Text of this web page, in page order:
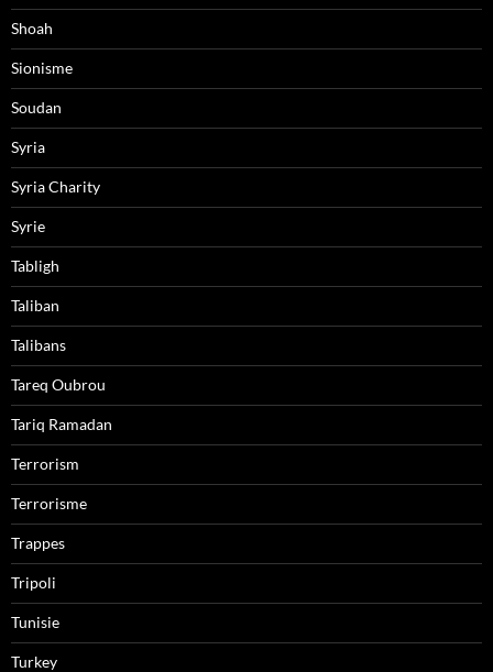
Shoah
Sionisme
Soudan
Syria
Syria Charity
Syrie
Tabligh
Taliban
Talibans
Tareq Oubrou
Tariq Ramadan
Terrorism
Terrorisme
Trappes
Tripoli
Tunisie
Turkey